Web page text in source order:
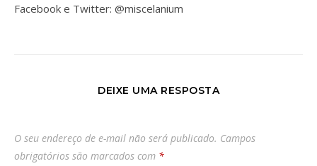
Facebook e Twitter: @miscelanium
DEIXE UMA RESPOSTA
O seu endereço de e-mail não será publicado. Campos
obrigatórios são marcados com *